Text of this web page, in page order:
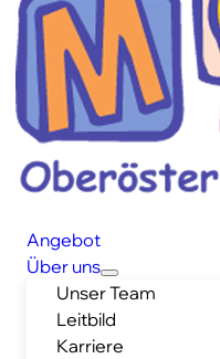
Angebot
Über uns
Unser Team
Leitbild
Karriere